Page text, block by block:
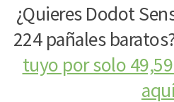
¿Quieres Dodot
224 pañales
tuyo por solo